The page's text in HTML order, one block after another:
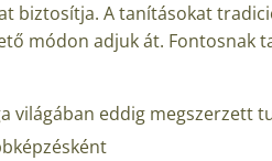
biztosítja. A tanításokat
módon adjuk át. Fontosnak
világában eddig megszerzett